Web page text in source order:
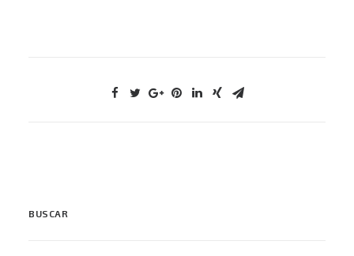
BUSCAR